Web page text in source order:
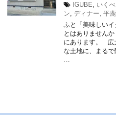
IGUBE
いくべ
ン ディナー 平
ふと「美味しい
とはありません
にあります。 広
な土地に、まる